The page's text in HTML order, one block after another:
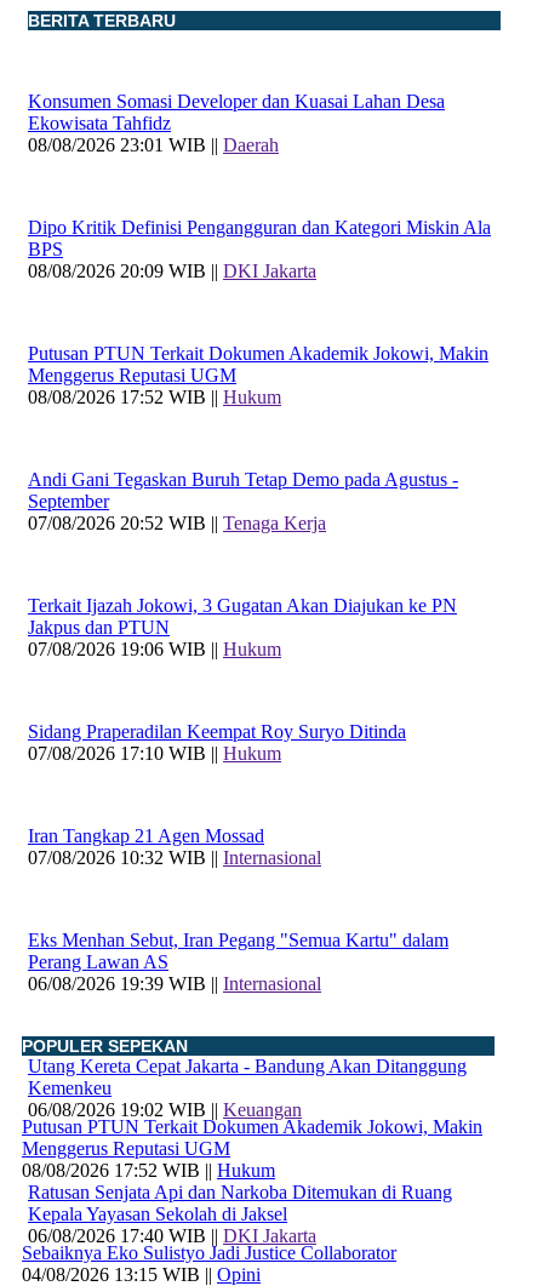
BERITA TERBARU
Konsumen Somasi Developer dan Kuasai Lahan Desa
Ekowisata Tahfidz
08/08/2026 23:01 WIB || Daerah
Dipo Kritik Definisi Pengangguran dan Kategori Miskin Ala
BPS
08/08/2026 20:09 WIB || DKI Jakarta
Putusan PTUN Terkait Dokumen Akademik Jokowi, Makin
Menggerus Reputasi UGM
08/08/2026 17:52 WIB || Hukum
Andi Gani Tegaskan Buruh Tetap Demo pada Agustus -
September
07/08/2026 20:52 WIB || Tenaga Kerja
Terkait Ijazah Jokowi, 3 Gugatan Akan Diajukan ke PN
Jakpus dan PTUN
07/08/2026 19:06 WIB || Hukum
Sidang Praperadilan Keempat Roy Suryo Ditinda
07/08/2026 17:10 WIB || Hukum
Iran Tangkap 21 Agen Mossad
07/08/2026 10:32 WIB || Internasional
Eks Menhan Sebut, Iran Pegang "Semua Kartu" dalam
Perang Lawan AS
06/08/2026 19:39 WIB || Internasional
Utang Kereta Cepat Jakarta - Bandung Akan Ditanggung
Kemenkeu
06/08/2026 19:02 WIB || Keuangan
Ratusan Senjata Api dan Narkoba Ditemukan di Ruang
Kepala Yayasan Sekolah di Jaksel
06/08/2026 17:40 WIB || DKI Jakarta
POPULER SEPEKAN
Putusan PTUN Terkait Dokumen Akademik Jokowi, Makin
Menggerus Reputasi UGM
08/08/2026 17:52 WIB || Hukum
Sebaiknya Eko Sulistyo Jadi Justice Collaborator
04/08/2026 13:15 WIB || Opini